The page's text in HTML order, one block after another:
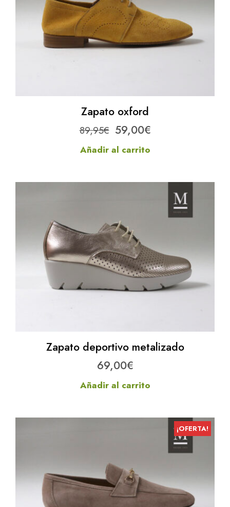
Zapato oxford
89,95€ El
precio
59,00€El
59,00€.
Añadir al carrito
Zapato deportivo metalizado
69,00€
Añadir al carrito
¡OFERTA!